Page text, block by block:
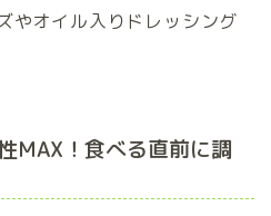
やオイル入りドレッシング
MAX！食べる直前に調